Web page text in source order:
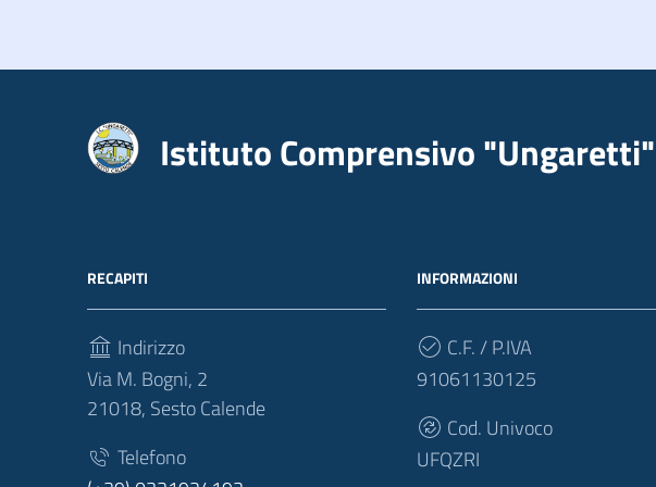
Istituto Comprensivo "Ungaretti"
RECAPITI
Indirizzo
Via M. Bogni, 2
21018, Sesto Calende
Telefono
INFORMAZIONI
C.F. / P.IVA
91061130125
Cod. Univoco
UFQZRI